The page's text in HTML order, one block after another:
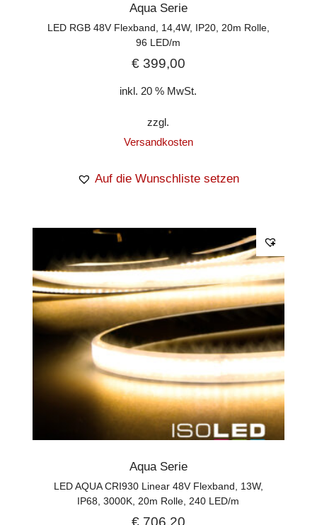
Aqua Serie
LED RGB 48V Flexband, 14,4W, IP20, 20m Rolle,
96 LED/m
€399,00
inkl. 20 % MwSt.
zzgl.
Versandkosten
Auf die Wunschliste setzen
Aqua Serie
LED AQUA CRI930 Linear 48V Flexband, 13W,
IP68, 3000K, 20m Rolle, 240 LED/m